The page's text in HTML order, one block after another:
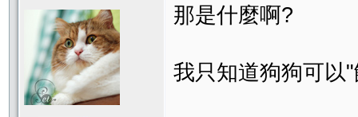
那是什麼啊?
我只知道狗狗可以